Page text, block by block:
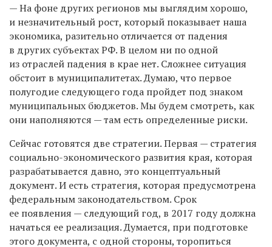
— На фоне других регионов мы выглядим хорошо,
и незначительный рост, который показывает наша
экономика, разительно отличается от падения
в других субъектах РФ. В целом ни по одной
из отраслей падения в крае нет. Сложнее ситуация
обстоит в муниципалитетах. Думаю, что первое
полугодие следующего года пройдет под знаком
муниципальных бюджетов. Мы будем смотреть, как
они наполняются — там есть определенные риски.
Сейчас готовятся две стратегии. Первая — стратегия
социально-экономического развития края, которая
разрабатывается давно, это концептуальный
документ. И есть стратегия, которая предусмотрена
федеральным законодательством. Срок
ее появления — следующий год, в 2017 году должна
начаться ее реализация. Думается, при подготовке
этого документа, с одной стороны, торопиться